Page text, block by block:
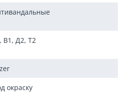
В1, Д2, Т2
окраску